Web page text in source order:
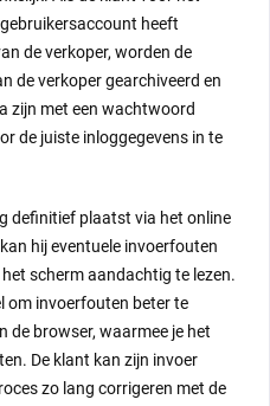
heeft
de verkoper, worden de
de verkoper gearchiveerd en
zijn met een wachtwoord
de juiste inloggegevens in te
definitief plaatst via het online
hij eventuele invoerfouten
scherm aandachtig te lezen.
om invoerfouten beter te
de browser, waarmee je het
De klant kan zijn invoer
zo lang corrigeren met de